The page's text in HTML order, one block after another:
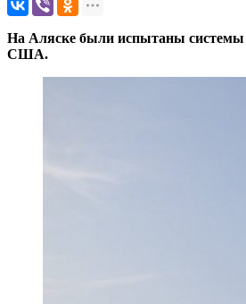
На Аляске были испытаны системы
США.